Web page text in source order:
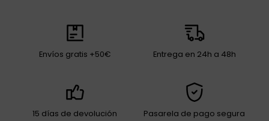
Envíos gratis +50€ Entrega en 24h a 48h
15 días de devolución Pasarela de pago segura